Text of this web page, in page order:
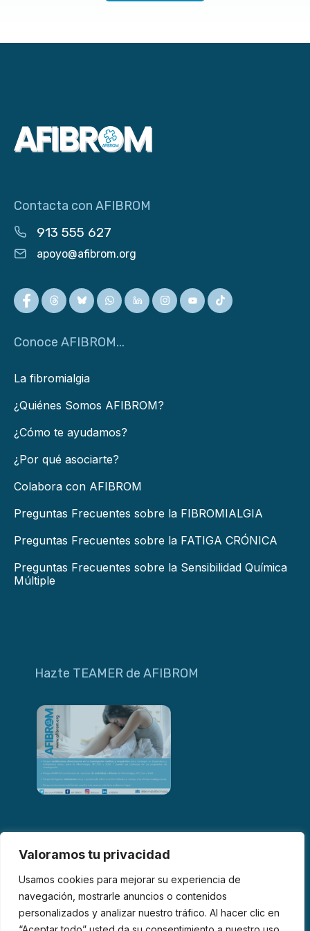
Valoramos tu privacidad
Usamos cookies para mejorar su experiencia de
navegación, mostrarle anuncios o contenidos
personalizados y analizar nuestro tráfico. Al hacer clic en
Contacta con AFIBROM
913 555 627
apoyo@afibrom.org
Conoce AFIBROM...
La fibromialgia
¿Quiénes Somos AFIBROM?
¿Cómo te ayudamos?
¿Por qué asociarte?
Colabora con AFIBROM
Preguntas Frecuentes sobre la FIBROMIALGIA
Preguntas Frecuentes sobre la FATIGA CRÓNICA
Preguntas Frecuentes sobre la Sensibilidad Química
Múltiple
Hazte TEAMER de AFIBROM
© 2026 AFIBROM. Todos los derechos reservados.